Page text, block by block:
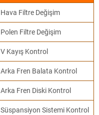
Hava Filtre Değişim
Polen Filtre Değişim
V Kayış Kontrol
Arka Fren Balata Kontrol
Arka Fren Diski Kontrol
Süspansiyon Sistemi Kontrol